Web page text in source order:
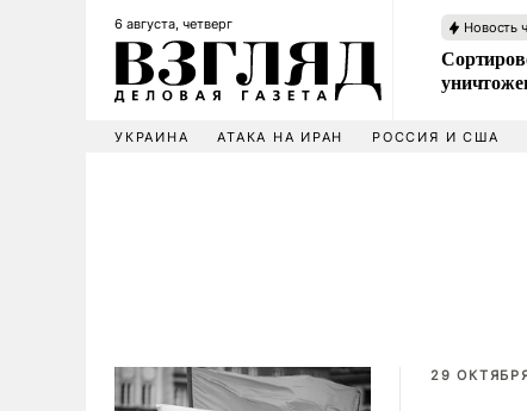
6 августа, четверг Новость
УКРАИНА АТАКА НА ИРАН РОССИЯ И США
29